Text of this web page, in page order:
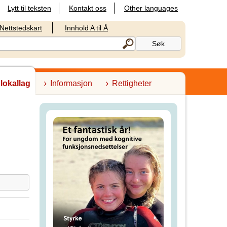
Lytt til teksten Kontakt oss Other languages
Nettstedskart Innhold A til Å
Informasjon Rettigheter